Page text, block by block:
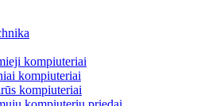
kompiuteriai
kompiuteriai
kompiuteriai